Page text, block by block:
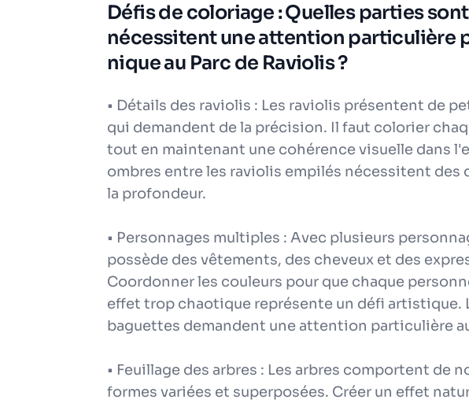
Défis de coloriage : Quelles parties
nécessitent une attention particulière
nique au Parc de Raviolis ?
• Détails des raviolis : Les raviolis présentent de
qui demandent de la précision. Il faut colorier
tout en maintenant une cohérence visuelle dans
ombres entre les raviolis empilés nécessitent des
la profondeur.
• Personnages multiples : Avec plusieurs
possède des vêtements, des cheveux et des
Coordonner les couleurs pour que chaque
effet trop chaotique représente un défi artistique.
baguettes demandent une attention particulière
• Feuillage des arbres : Les arbres comportent de
formes variées et superposées. Créer un effet